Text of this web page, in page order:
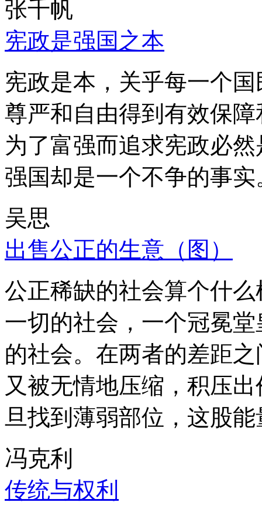
张千帆
宪政是强国之本
宪政是本，关乎每一个
尊严和自由得到有效保
为了富强而追求宪政必
强国却是一个不争的事实
吴思
出售公正的生意（图）
公正稀缺的社会算个什
一切的社会，一个冠冕
的社会。在两者的差距
又被无情地压缩，积压
旦找到薄弱部位，这股
冯克利
传统与权利